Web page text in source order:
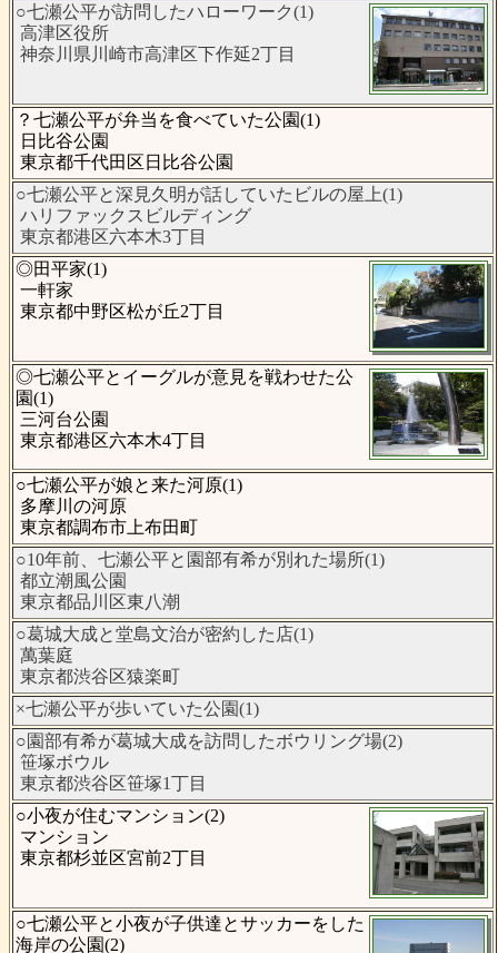
○七瀬公平が訪問したハローワーク(1)
高津区役所
神奈川県川崎市高津区下作延2丁目
？七瀬公平が弁当を食べていた公園(1)
日比谷公園
東京都千代田区日比谷公園
○七瀬公平と深見久明が話していたビルの屋上(1)
ハリファックスビルディング
東京都港区六本木3丁目
◎田平家(1)
一軒家
東京都中野区松が丘2丁目
◎七瀬公平とイーグルが意見を戦わせた公
園(1)
三河台公園
東京都港区六本木4丁目
○七瀬公平が娘と来た河原(1)
多摩川の河原
東京都調布市上布田町
○10年前、七瀬公平と園部有希が別れた場所(1)
都立潮風公園
東京都品川区東八潮
○葛城大成と堂島文治が密約した店(1)
萬葉庭
東京都渋谷区猿楽町
×七瀬公平が歩いていた公園(1)
○園部有希が葛城大成を訪問したボウリング場(2)
笹塚ボウル
東京都渋谷区笹塚1丁目
○小夜が住むマンション(2)
マンション
東京都杉並区宮前2丁目
○七瀬公平と小夜が子供達とサッカーをした
海岸の公園(2)